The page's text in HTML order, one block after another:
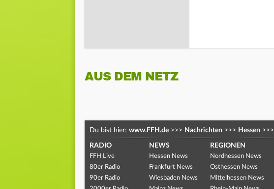
AUS DEM NETZ
Du bist hier: www.FFH.de >>> Nachrichten >>> Hessen >>>
RADIO
FFH Live
80er Radio
90er Radio
NEWS
Hessen News
Frankfurt News
Wiesbaden News
REGIONEN
Nordhessen News
Osthessen News
Mittelhessen News